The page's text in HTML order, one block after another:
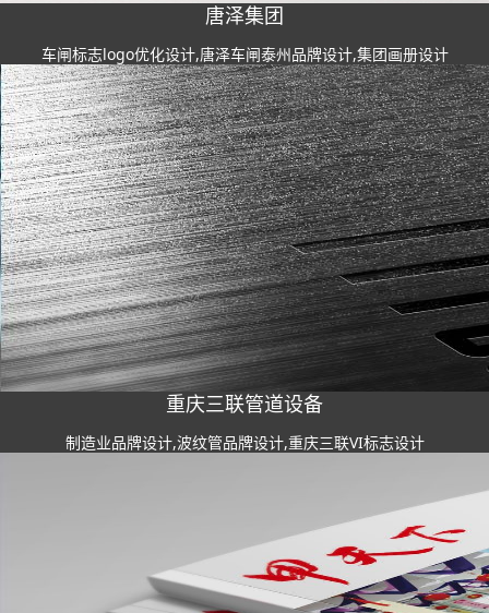
唐泽集团
车闸标志logo优化设计,唐泽车闸泰州品牌设计,集团画册设计
重庆三联管道设备
制造业品牌设计,波纹管品牌设计,重庆三联VI标志设计